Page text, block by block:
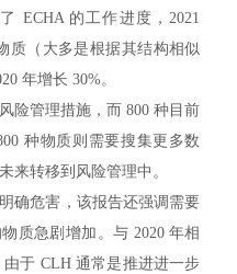
ECHA 的工作进度，2021
质（大多是根据其结构相似
年增长 30%。
险管理措施，而 800 种目前
种物质则需要搜集更多数
来转移到风险管理中。
确危害，该报告还强调需要
质急剧增加。与 2020 年相
由于 CLH 通常是推进进一步